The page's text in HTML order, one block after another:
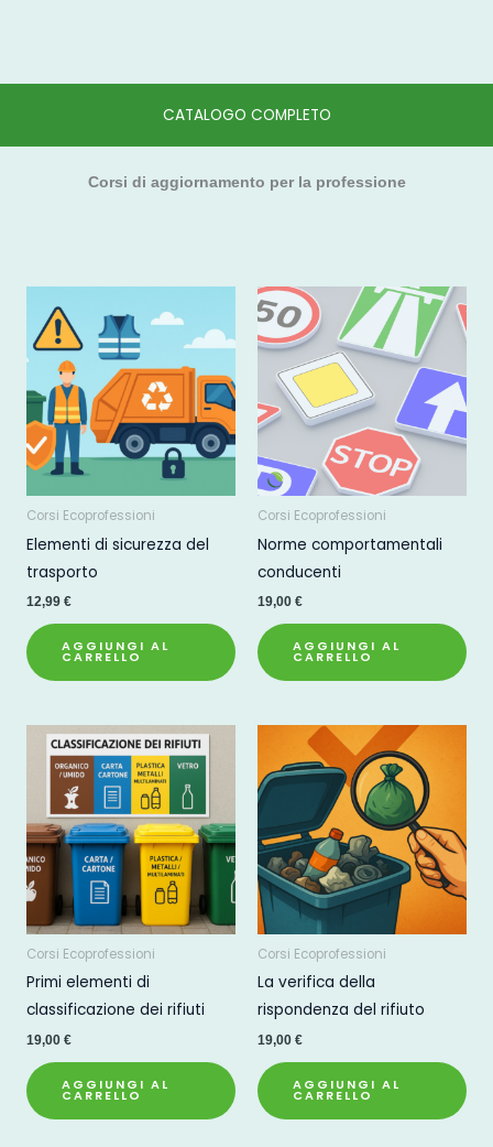
CATALOGO COMPLETO
Corsi di aggiornamento per la professione
Corsi Ecoprofessioni
Elementi di sicurezza del
trasporto
12,99 €
AGGIUNGI AL
CARRELLO
Corsi Ecoprofessioni
Norme comportamentali
conducenti
19,00 €
AGGIUNGI AL
CARRELLO
Corsi Ecoprofessioni
Primi elementi di
classificazione dei rifiuti
19,00 €
AGGIUNGI AL
CARRELLO
Corsi Ecoprofessioni
La verifica della
rispondenza del rifiuto
19,00 €
AGGIUNGI AL
CARRELLO